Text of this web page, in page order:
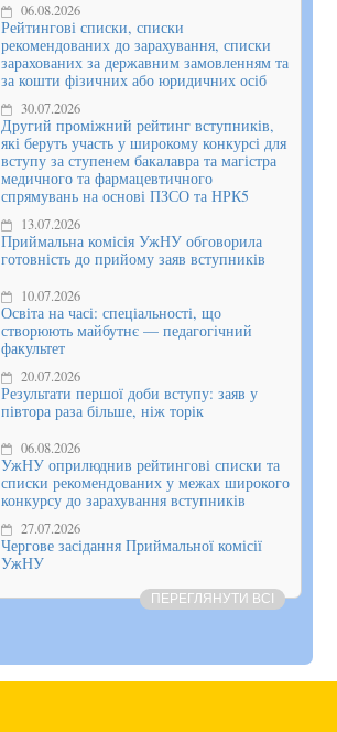
06.08.2026
Рейтингові списки, списки
рекомендованих до зарахування, списки
зарахованих за державним замовленням та
за кошти фізичних або юридичних осіб
30.07.2026
Другий проміжний рейтинг вступників,
які беруть участь у широкому конкурсі для
вступу за ступенем бакалавра та магістра
медичного та фармацевтичного
спрямувань на основі ПЗСО та НРК5
13.07.2026
Приймальна комісія УжНУ обговорила
готовність до прийому заяв вступників
10.07.2026
Освіта на часі: спеціальності, що
створюють майбутнє — педагогічний
факультет
20.07.2026
Результати першої доби вступу: заяв у
півтора раза більше, ніж торік
06.08.2026
УжНУ оприлюднив рейтингові списки та
списки рекомендованих у межах широкого
конкурсу до зарахування вступників
27.07.2026
Чергове засідання Приймальної комісії
УжНУ
ПЕРЕГЛЯНУТИ ВСІ